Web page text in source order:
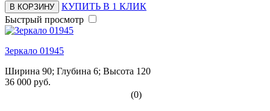
В КОРЗИНУ
КУПИТЬ В 1 КЛИК
Быстрый просмотр
Зеркало 01945
Ширина 90; Глубина 6; Высота 120
36 000 руб.
(0)